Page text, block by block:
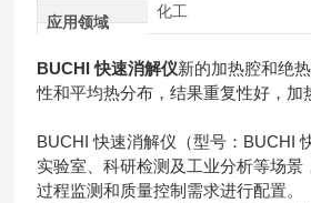
应用领域
化工
BUCHI 快速消解仪新的加热腔和绝
性和平均热分布，结果重复性好，加
BUCHI 快速消解仪（型号：BUCHI
实验室、科研检测及工业分析等场景
过程监测和质量控制需求进行配置。